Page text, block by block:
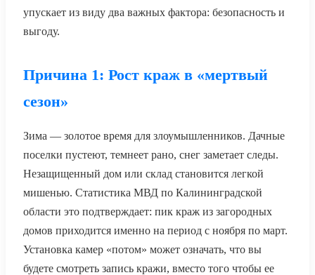
упускает из виду два важных фактора: безопасность и
выгоду.
Причина 1: Рост краж в «мертвый
сезон»
Зима — золотое время для злоумышленников. Дачные
поселки пустеют, темнеет рано, снег заметает следы.
Незащищенный дом или склад становится легкой
мишенью. Статистика МВД по Калининградской
области это подтверждает: пик краж из загородных
домов приходится именно на период с ноября по март.
Установка камер «потом» может означать, что вы
будете смотреть запись кражи, вместо того чтобы ее